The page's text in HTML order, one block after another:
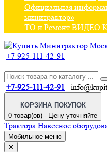
Официальная
минитрактор»
ТО и Ремонт ВИДЕО
+7-925-111-42-91
+7-925-111-42-91
КОРЗИНА ПОКУПОК
0 товар(ов) - Цену уточняйте
Трактора Навесное
Мобильное меню
✕